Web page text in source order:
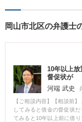
岡山市北区の弁護士
10年以上放
督促状が
河端 武史
【ご相談内容】【相談前
してみると借金の督促状
てみると10年以上前に借